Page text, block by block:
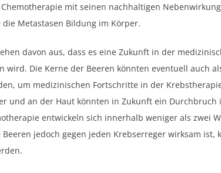
mit seinen nachhaltigen
Metastasen Bildung im Körper.
davon aus, dass es eine Zukunft in der
wird. Die Kerne der Beeren könnten eventuell auch
um medizinischen Fortschritte in der
und an der Haut könnten in Zukunft ein Durchbruch
entwickeln sich innerhalb weniger als zwei
Beeren jedoch gegen jeden Krebserreger wirksam ist,